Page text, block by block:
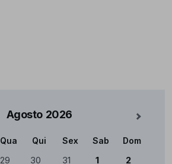
Agosto 2026 Mês
Qua Qui Sex Sab Dom
29 30 31 1 2